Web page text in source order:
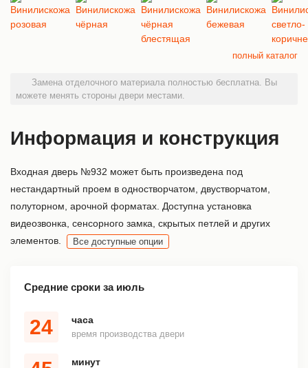
полный каталог
Замена отделочного материала полностью бесплатна. Вы
можете менять стороны двери местами.
Информация и конструкция
Входная дверь №932 может быть произведена под
нестандартный проем в одностворчатом, двустворчатом,
полуторном, арочной форматах. Доступна установка
видеозвонка, сенсорного замка, скрытых петлей и других
элементов.
Все доступные опции
Средние сроки за июль
24 часа
время производства двери
минут